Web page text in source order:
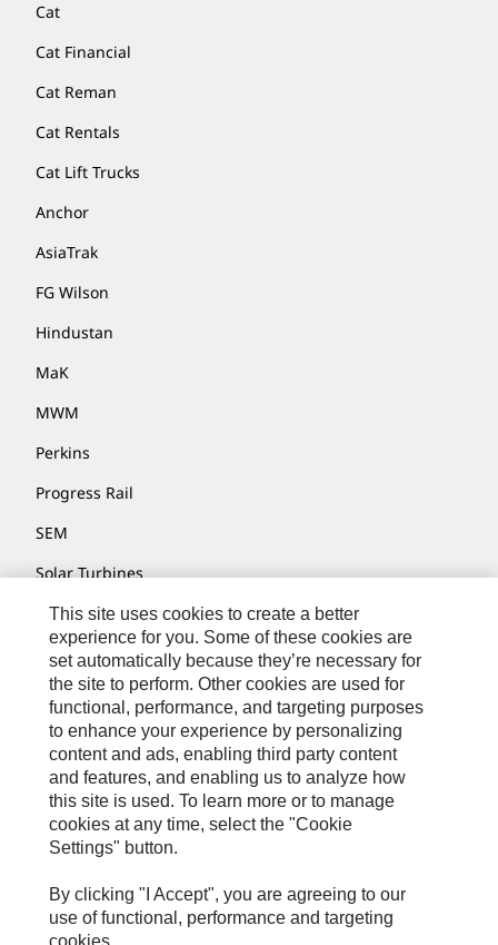
Cat
Cat Financial
Cat Reman
Cat Rentals
Cat Lift Trucks
Anchor
AsiaTrak
FG Wilson
Hindustan
MaK
MWM
Perkins
Progress Rail
SEM
Solar Turbines
SPM Oil & Gas
Turner Powertrain Systems
Contáctenos
Mapa Del Sitio
Cookie Settings
Avisos Legales
Privacidad
Cat.com
This site uses cookies to create a better
experience for you. Some of these cookies are
set automatically because they’re necessary for
the site to perform. Other cookies are used for
functional, performance, and targeting purposes
to enhance your experience by personalizing
content and ads, enabling third party content
and features, and enabling us to analyze how
this site is used. To learn more or to manage
cookies at any time, select the "Cookie
Settings" button.
By clicking "I Accept", you are agreeing to our
use of functional, performance and targeting
cookies.